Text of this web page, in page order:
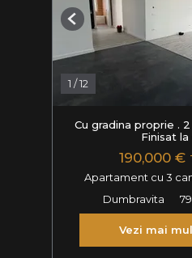
1 /12
Previous
Cu gradina proprie .
Finisat la
190,000 €
Apartament cu 3
Dumbravita
Vezi mai